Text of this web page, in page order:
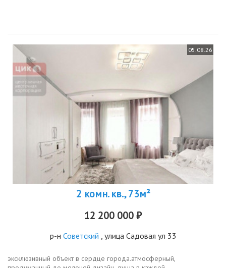
05.08.26
2 комн. кв., 73м²
12 200 000 ₽
р-н Советский , улица Садовая ул 33
эксклюзивный объект в сердце города.атмосферный,